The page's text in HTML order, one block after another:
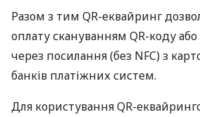
Разом з тим QR-еквайринг
оплату скануванням QR-коду
через посилання (без NFC) з
банків платіжних систем.
Для користування QR-